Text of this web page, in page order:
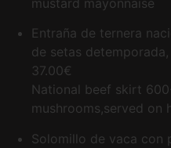
Entraña de ternera
de setas
37.00€
National beef skirt
mushrooms,served on
Solomillo de vaca con